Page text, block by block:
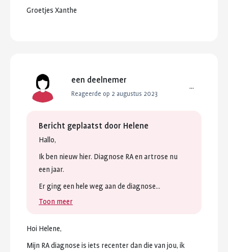
Groetjes Xanthe
een deelnemer
Reageerde op 2 augustus 2023
...
Bericht geplaatst door Helene
Hallo,
Ik ben nieuwhier. Diagnose RAen artrose nu
een jaar.
Erging een hele weg aan de diagnose...
Toon meer
Hoi Helene,
Mijn RAdiagnose is iets recenterdan die van jou, ik